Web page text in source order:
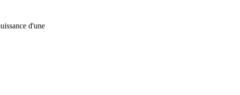
d'une